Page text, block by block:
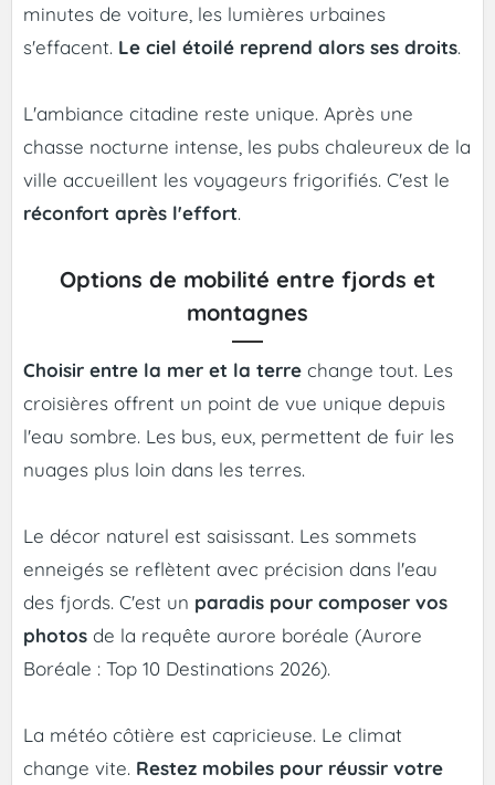
minutes de voiture, les lumières urbaines
s'effacent. Le ciel étoilé reprend alors ses droits.
L'ambiance citadine reste unique. Après une
chasse nocturne intense, les pubs chaleureux de la
ville accueillent les voyageurs frigorifiés. C'est le
réconfort après l'effort.
Options de mobilité entre fjords et
montagnes
Choisir entre la mer et la terre change tout. Les
croisières offrent un point de vue unique depuis
l'eau sombre. Les bus, eux, permettent de fuir les
nuages plus loin dans les terres.
Le décor naturel est saisissant. Les sommets
enneigés se reflètent avec précision dans l'eau
des fjords. C'est un paradis pour composer vos
photos de la requête aurore boréale (Aurore
Boréale : Top 10 Destinations 2026).
La météo côtière est capricieuse. Le climat
change vite. Restez mobiles pour réussir votre